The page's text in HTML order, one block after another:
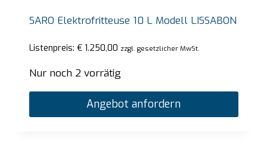
SARO Elektrofritteuse 10 L Modell LISSABON
Listenpreis: €1.250,00 zzgl. gesetzlicher MwSt.
Nur noch 2 vorrätig
Angebot anfordern